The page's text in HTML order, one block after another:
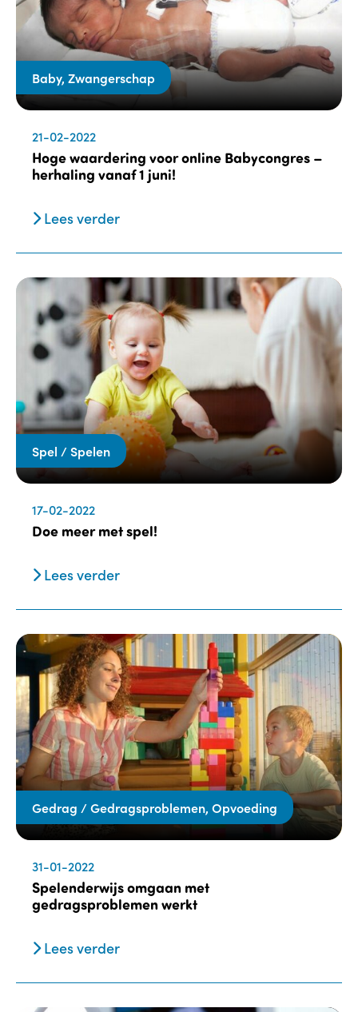
Baby, Zwangerschap
21-02-2022
Hoge waardering voor online Babycongres –
herhaling vanaf 1 juni!
Lees verder
Spel / Spelen
17-02-2022
Doe meer met spel!
Lees verder
Gedrag / Gedragsproblemen, Opvoeding
31-01-2022
Spelenderwijs omgaan met
gedragsproblemen werkt
Lees verder